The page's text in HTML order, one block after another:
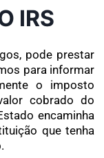
IRS
pode prestar
para informar
o imposto
cobrado do
encaminha
que tenha